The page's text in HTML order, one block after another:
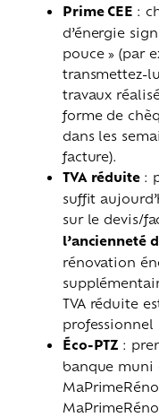
Prime CEE :
d’énergie
pouce » (par
transmettez-
travaux
forme de
dans les
facture).
TVA réduite :
suffit
sur le devis/
l’ancienneté
rénovation
TVA réduite
professionnel
Éco-PTZ :
banque muni